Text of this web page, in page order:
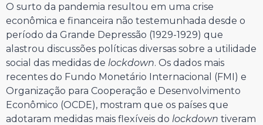
O surto da pandemia resultou em uma crise
econômica e financeira não testemunhada desde o
período da Grande Depressão (1929-1929) que
alastrou discussões políticas diversas sobre a utilidade
social das medidas de lockdown. Os dados mais
recentes do Fundo Monetário Internacional (FMI) e
Organização para Cooperação e Desenvolvimento
Econômico (OCDE), mostram que os países que
adotaram medidas mais flexíveis do lockdown tiveram